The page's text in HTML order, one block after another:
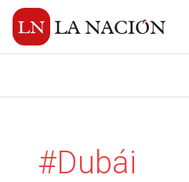
#Dubái